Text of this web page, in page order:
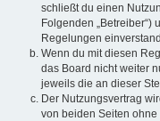
schließt du einen
Folgenden „Betreiber“)
Regelungen
Wenn du mit diesen
das Board nicht weiter
jeweils die an dieser
Der Nutzungsvertrag
von beiden Seiten